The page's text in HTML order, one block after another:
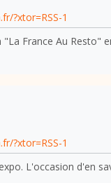
?xtor=RSS-1
France Au Resto"
?xtor=RSS-1
L'occasion d'en